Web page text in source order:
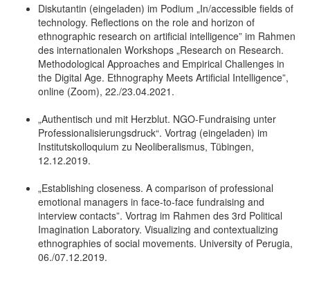
Diskutantin (eingeladen) im Podium „In/accessible fields of
technology. Reflections on the role and horizon of
ethnographic research on artificial intelligence” im Rahmen
des internationalen Workshops „Research on Research.
Methodological Approaches and Empirical Challenges in
the Digital Age. Ethnography Meets Artificial Intelligence”,
online (Zoom), 22./23.04.2021.
„Authentisch und mit Herzblut. NGO-Fundraising unter
Professionalisierungsdruck“. Vortrag (eingeladen) im
Institutskolloquium zu Neoliberalismus, Tübingen,
12.12.2019.
„Establishing closeness. A comparison of professional
emotional managers in face-to-face fundraising and
interview contacts”. Vortrag im Rahmen des 3rd Political
Imagination Laboratory. Visualizing and contextualizing
ethnographies of social movements. University of Perugia,
06./07.12.2019.